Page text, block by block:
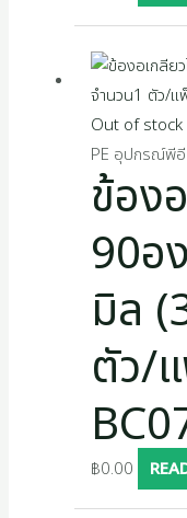
Out of stock
PE อุปกรณ์พี
ข้อง
90อ
มิล
ตัว/
฿0.00